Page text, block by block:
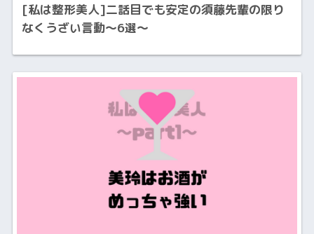
[私は整形美人]二話目でも安定の須藤先輩の限り
なくうざい言動〜6選〜